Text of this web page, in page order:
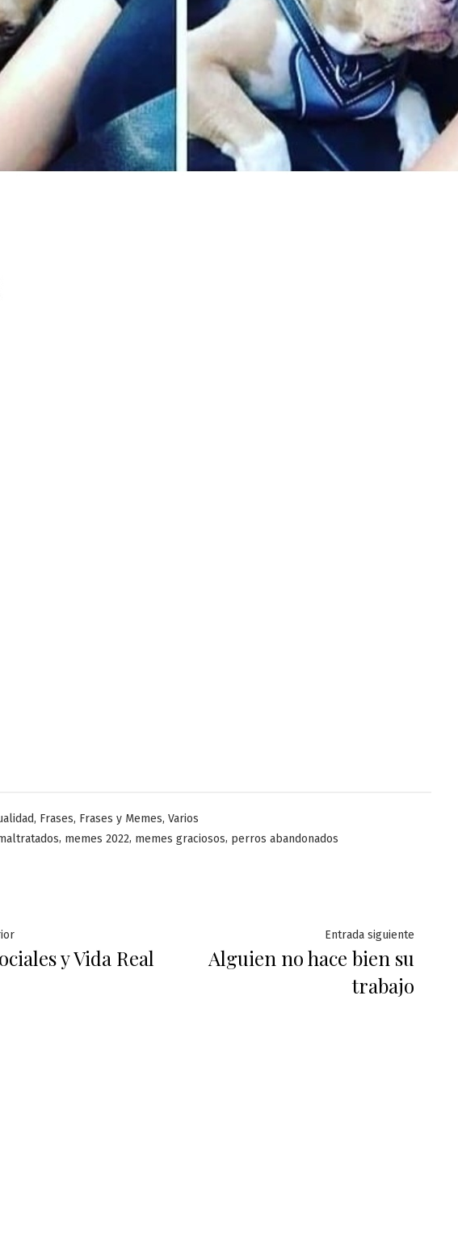
, Frases, Frases y Memes, Varios
, memes 2022, memes graciosos, perros abandonados
Entrada
anterior:y Vida Real
Entrada siguienteEntrada
Alguien no hace bien su
trabajo